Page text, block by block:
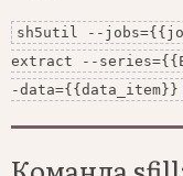
sh5util --
extract --
-data={{data_item}}